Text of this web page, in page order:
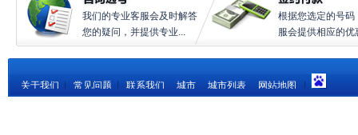
我们的专业客服会及时解答
您的疑问，并提供专业...
根据您选定的号码
服会提供相应的优
关于我们 常见问题 联系我们 城市 城市列表 网站地图